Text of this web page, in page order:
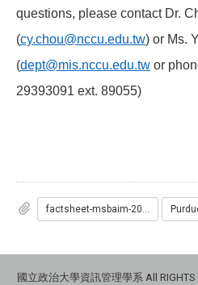
questions, please contact Dr.
(cy.chou@nccu.edu.tw) or Ms.
(dept@mis.nccu.edu.tw or
29393091 ext. 89055)
factsheet-msbaim-2022.pdf
國立政治大學資訊管理學系 All RIGHTS